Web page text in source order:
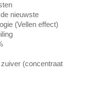
nieuwste
(Vellen effect)
(concentraat